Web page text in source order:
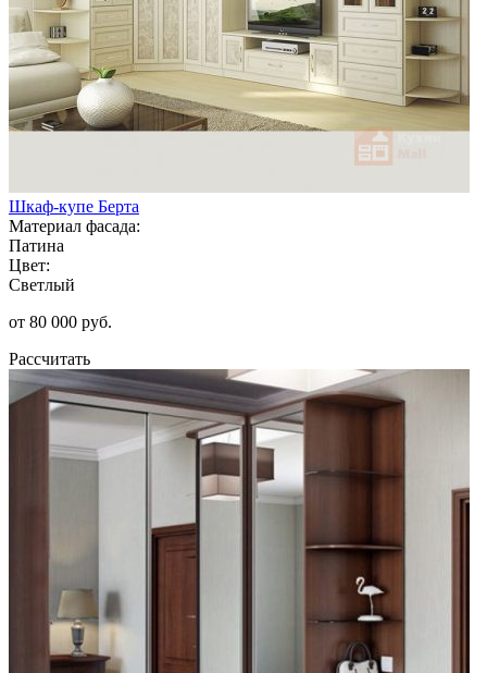
Шкаф-купе Берта
Материал фасада:
Патина
Цвет:
Светлый
от 80 000 руб.
Рассчитать